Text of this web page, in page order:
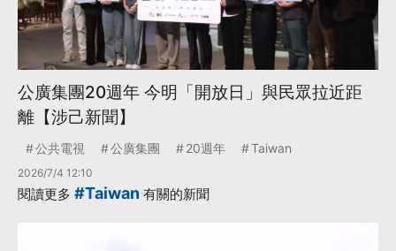
公廣集團20週年 今明「開放日」與民眾拉近距
離【涉己新聞】
公共電視 公廣集團 20週年 Taiwan
2026/7/4 12:10
閱讀更多 #Taiwan 有關的新聞